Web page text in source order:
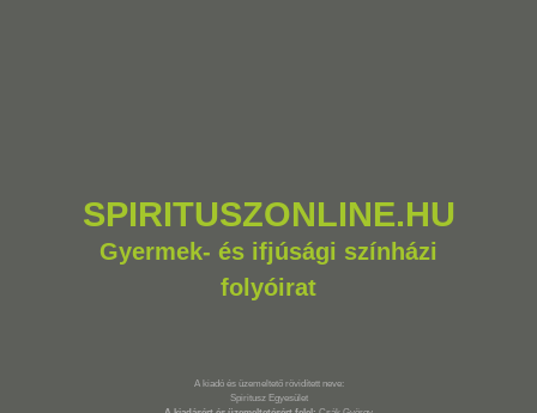
SPIRITUSZONLINE.HU
Gyermek- és ifjúsági színházi
folyóirat
A kiadó és üzemeltető rövidített neve:
Spiritusz Egyesület